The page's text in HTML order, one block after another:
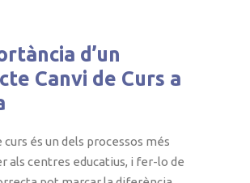
d’un
Canvi de Curs a
curs és un dels processos més
als centres educatius, i fer-lo de